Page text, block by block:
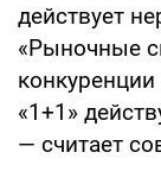
действует
«Рыночные
«1+1»
— считает